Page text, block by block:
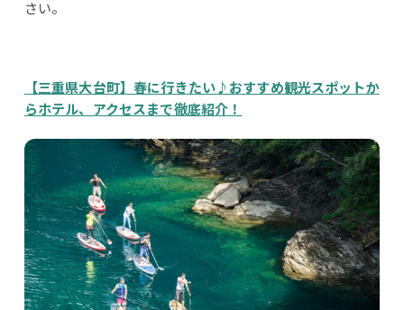
さい。
【三重県大台町】春に行きたい♪おすすめ観光スポットか
らホテル、アクセスまで徹底紹介！